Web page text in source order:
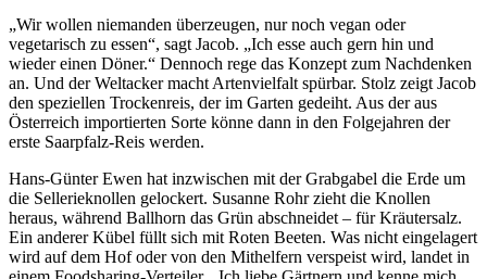
„Wir wollen niemanden überzeugen, nur noch vegan oder
vegetarisch zu essen“, sagt Jacob. „Ich esse auch gern hin und
wieder einen Döner.“ Dennoch rege das Konzept zum Nachdenken
an. Und der Weltacker macht Artenvielfalt spürbar. Stolz zeigt Jacob
den speziellen Trockenreis, der im Garten gedeiht. Aus der aus
Österreich importierten Sorte könne dann in den Folgejahren der
erste Saarpfalz-Reis werden.
Hans-Günter Ewen hat inzwischen mit der Grabgabel die Erde um
die Sellerieknollen gelockert. Susanne Rohr zieht die Knollen
heraus, während Ballhorn das Grün abschneidet – für Kräutersalz.
Ein anderer Kübel füllt sich mit Roten Beeten. Was nicht eingelagert
wird auf dem Hof oder von den Mithelfern verspeist wird, landet in